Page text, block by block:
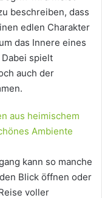
beschreiben, dass
edlen Charakter
das Innere eines
spielt
auch der
aus heimischem
Ambiente
kann so manche
Blick öffnen oder
voller